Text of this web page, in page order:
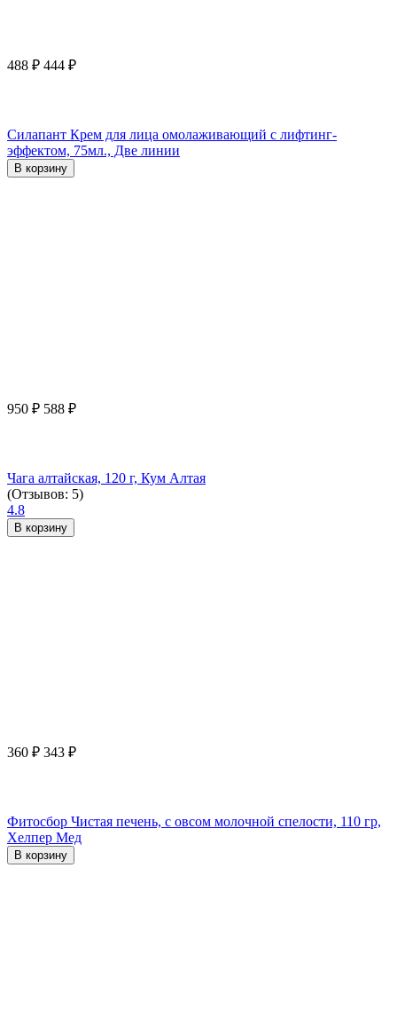
488 ₽ 444 ₽
Силапант Крем для лица омолаживающий с лифтинг-
эффектом, 75мл., Две линии
В корзину
950 ₽ 588 ₽
Чага алтайская, 120 г, Кум Алтая
(Отзывов: 5)
4.8
В корзину
360 ₽ 343 ₽
Фитосбор Чистая печень, с овсом молочной спелости, 110 гр,
Хелпер Мед
В корзину